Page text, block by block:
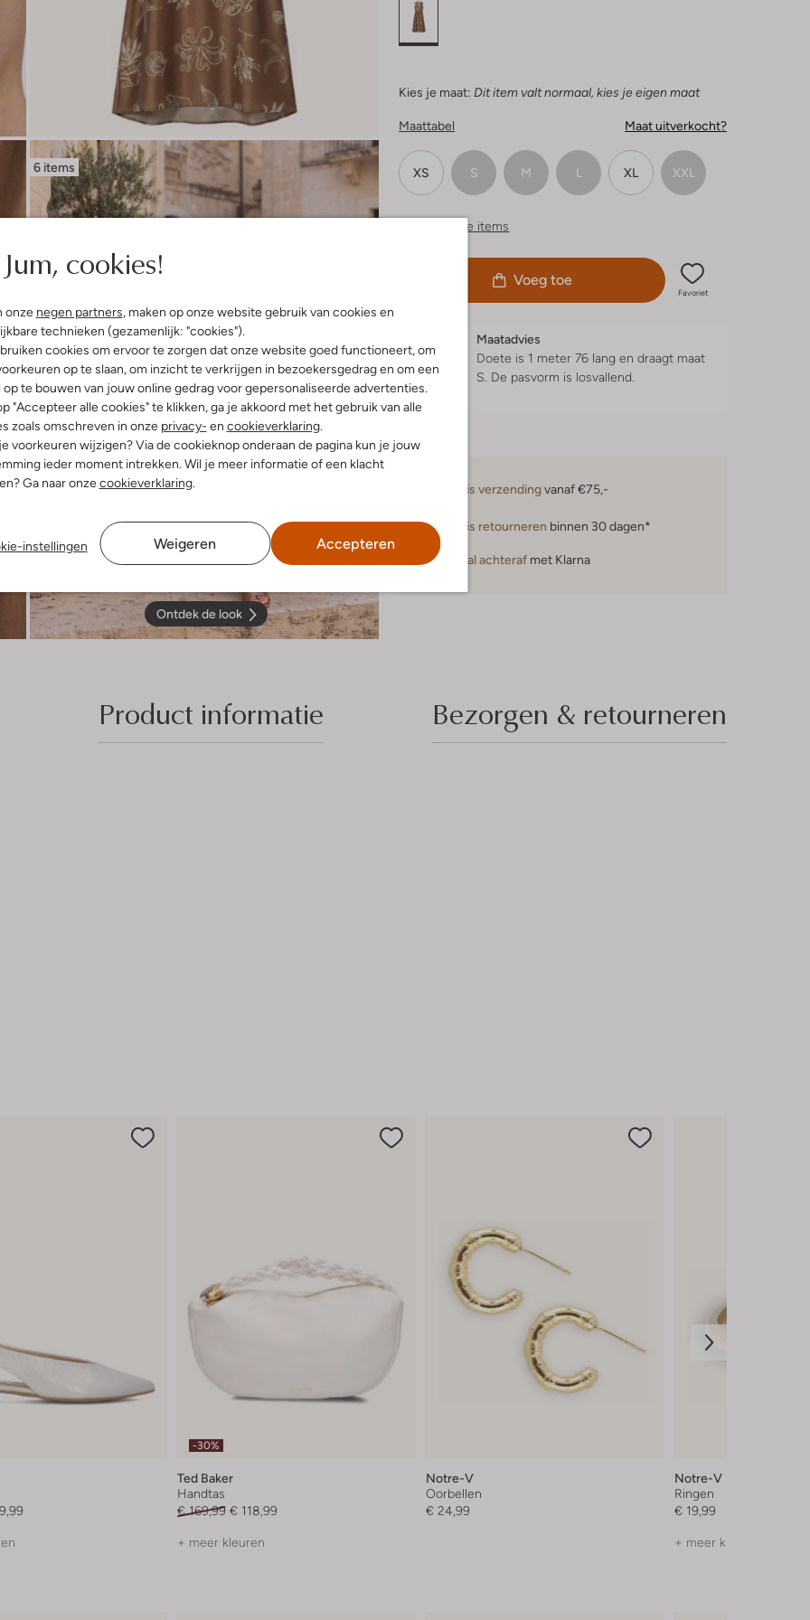
Jum, cookies!
onze negen partners, maken op onze website gebruik van cookies en
technieken (gezamenlijk: "cookies").
cookies om ervoor te zorgen dat onze website goed functioneert, om
op te slaan, om inzicht te verkrijgen in bezoekersgedrag en om een
op te bouwen van jouw online gedrag voor gepersonaliseerde advertenties.
"Accepteer alle cookies" te klikken, ga je akkoord met het gebruik van alle
zoals omschreven in onze privacy- en cookieverklaring.
voorkeuren wijzigen? Via de cookieknop onderaan de pagina kun je jouw
ieder moment intrekken. Wil je meer informatie of een klacht
Ga naar onzecookieverklaring.
instellingen Weigeren Accepteren
6 items
Ontdek de look
Kies je maat: Dit item valt normaal, kies je eigen maat
Maattabel Maat uitverkocht?
XS S M L XL XXL
Vergelijkbare items
Voeg toe
Favoriet
Maatadvies
Doete is 1 meter 76 lang en draagt maat
S. De pasvorm is losvallend.
Gratis verzendingvanaf €75,-
Gratis retourneren binnen 30 dagen*
Betaal achteraf met Klarna
Product informatie Bezorgen & retourneren
-30%
Ted Baker
Handtas
€ 169,99 € 118,99
+ meer kleuren
Notre-V
Oorbellen
€ 24,99
Notre-V
Ringen
€ 19,99
+ meer kleuren